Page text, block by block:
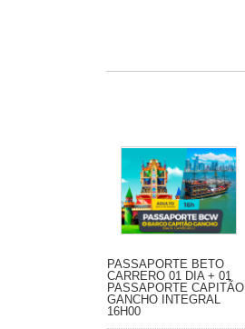
PASSAPORTE BETO
CARRERO 01 DIA + 01
PASSAPORTE CAPITÃO
GANCHO INTEGRAL
16H00